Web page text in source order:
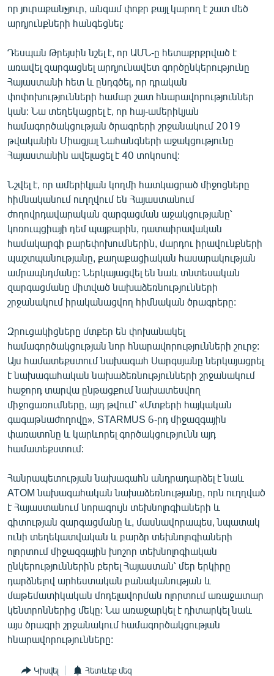
«Ազատության» բոլոր կայքերը
որ յուրաքանչյուր, անգամ փոքր քայլ կարող է շատ մեծ
արդյունքների հանգեցնել:
Դեսպան Թրեյսին նշել է, որ ԱՄՆ-ը հետաքրքրված է
առավել զարգացնել արդյունավետ գործընկերությունը
Հայաստանի հետ և ընդգծել, որ դրական
փոփոխությունների համար շատ հնարավորություններ
կան: Նա տեղեկացրել է, որ հայ-ամերիկյան
համագործակցության ծրագրերի շրջանակում 2019
թվականին Միացյալ Նահանգների աջակցությունը
Հայաստանին ավելացել է 40 տոկոսով:
Նշվել է, որ ամերիկյան կողմի հատկացրած միջոցները
հիմնականում ուղղվում են Հայաստանում
ժողովրդավարական զարգացման աջակցությանը՝
կոռուպցիայի դեմ պայքարին, դատաիրավական
համակարգի բարեփոխումներին, մարդու իրավունքների
պաշտպանությանը, քաղաքացիական հասարակության
ամրապնդմանը: Ներկայացվել են նաև տնտեսական
զարգացմանը միտված նախաձեռնությունների
շրջանակում իրականացվող հիմնական ծրագրերը:
Զրուցակիցները մտքեր են փոխանակել
համագործակցության նոր հնարավորությունների շուրջ:
Այս համատեքստում նախագահ Սարգսյանը ներկայացրել
է նախագահական նախաձեռնությունների շրջանակում
հաջորդ տարվա ընթացքում նախատեսվող
միջոցառումները, այդ թվում՝ «Մտքերի հայկական
գագաթնաժողովը», STARMUS 6-րդ միջազգային
փառատոնը և կարևորել գործակցությունն այդ
համատեքստում:
Հանրապետության նախագահն անդրադարձել է նաև
ATOM նախագահական նախաձեռնությանը, որն ուղղված
է Հայաստանում նորագույն տեխնոլոգիաների և
գիտության զարգացմանը և, մասնավորապես, նպատակ
ունի տեղեկատվական և բարձր տեխնոլոգիաների
ոլորտում միջազգային խոշոր տեխնոլոգիական
ընկերություններին բերել Հայաստան՝ մեր երկիրը
դարձնելով արհեստական բանականության և
մաթեմատիկական մոդելավորման ոլորտում առաջատար
կենտրոններից մեկը: Նա առաջարկել է դիտարկել նաև
այս ծրագրի շրջանակում համագործակցության
հնարավորությունները:
Կիսվել Հետևեք մեզ